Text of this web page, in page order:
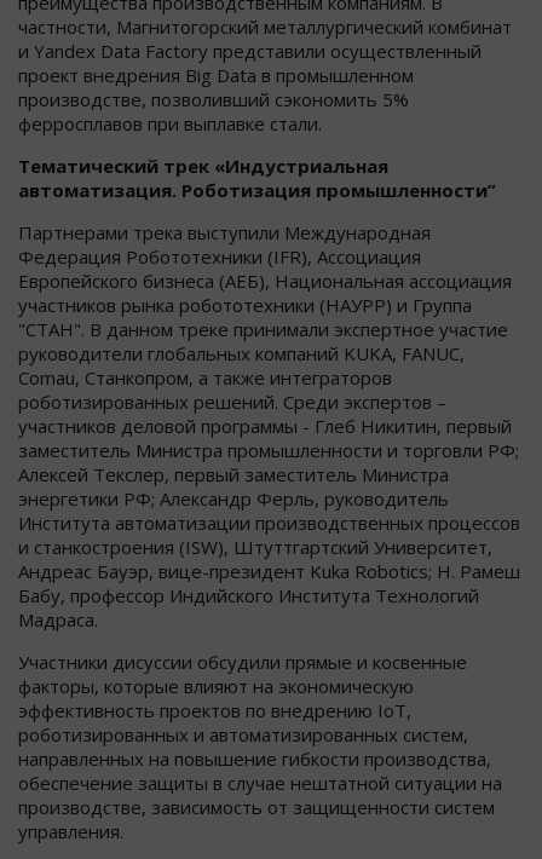
частности, Магнитогорский металлургический комбинат
и Yandex Data Factory представили осуществленный
проект внедрения Big Data в промышленном
производстве, позволивший cэкономить 5%
ферросплавов при выплавке стали.
Тематический трек «Индустриальная
автоматизация. Роботизация промышленности”
Партнерами трека выступили Международная
Федерация Робототехники (IFR), Ассоциация
Европейского бизнеса (АЕБ), Национальная ассоциация
участников рынка робототехники (НАУРР) и Группа
"СТАН". В данном треке принимали экспертное участие
руководители глобальных компаний KUKA, FANUC,
Comau, Станкопром, а также интеграторов
роботизированных решений. Среди экспертов –
участников деловой программы - Глеб Никитин, первый
заместитель Министра промышленности и торговли РФ;
Алексей Текслер, первый заместитель Министра
энергетики РФ; Александр Ферль, руководитель
Института автоматизации производственных процессов
и станкостроения (ISW), Штуттгартский Университет,
Андреас Бауэр, вице-президент Kuka Robotics; Н. Рамеш
Бабу, профессор Индийского Института Технологий
Мадраса.
Участники дисуссии обсудили прямые и косвенные
факторы, которые влияют на экономическую
эффективность проектов по внедрению IoT,
роботизированных и автоматизированных систем,
направленных на повышение гибкости производства,
обеспечение защиты в случае нештатной ситуации на
производстве, зависимость от защищенности систем
управления.